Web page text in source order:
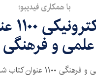
با همکاری فیدیبو؛
علمی و